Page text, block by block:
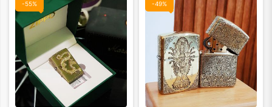
-55% -49%
Màu mặt: Màu mặt: